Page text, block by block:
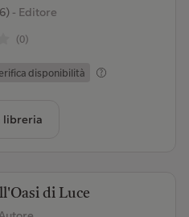
- Editore
(0)
disponibilità
libreria
di Luce